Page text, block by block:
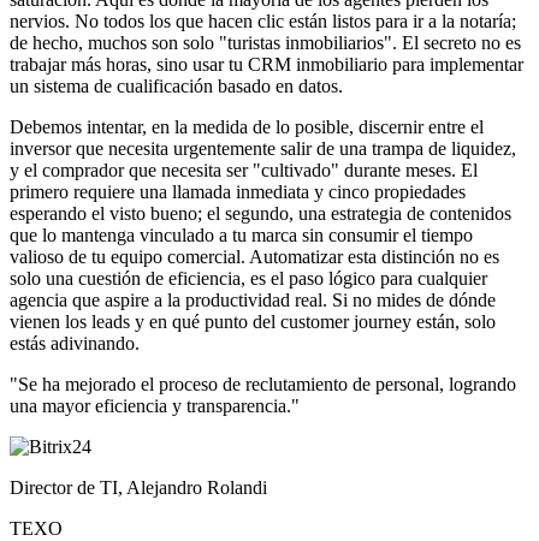
nervios. No todos los que hacen clic están listos para ir a la notaría;
de hecho, muchos son solo "turistas inmobiliarios". El secreto no es
trabajar más horas, sino usar tu CRM inmobiliario para implementar
un sistema de cualificación basado en datos.
Debemos intentar, en la medida de lo posible, discernir entre el
inversor que necesita urgentemente salir de una trampa de liquidez,
y el comprador que necesita ser "cultivado" durante meses. El
primero requiere una llamada inmediata y cinco propiedades
esperando el visto bueno; el segundo, una estrategia de contenidos
que lo mantenga vinculado a tu marca sin consumir el tiempo
valioso de tu equipo comercial. Automatizar esta distinción no es
solo una cuestión de eficiencia, es el paso lógico para cualquier
agencia que aspire a la productividad real. Si no mides de dónde
vienen los leads y en qué punto del customer journey están, solo
estás adivinando.
"Se ha mejorado el proceso de reclutamiento de personal, logrando
una mayor eficiencia y transparencia."
Director de TI, Alejandro Rolandi
TEXO